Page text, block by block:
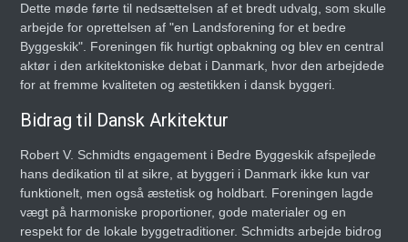
Dette møde førte til nedsættelsen af et bredt udvalg, som skulle
arbejde for oprettelsen af "en Landsforening for et bedre
Byggeskik". Foreningen fik hurtigt opbakning og blev en central
aktør i den arkitektoniske debat i Danmark, hvor den arbejdede
for at fremme kvaliteten og æstetikken i dansk byggeri.
Bidrag til Dansk Arkitektur
Robert V. Schmidts engagement i Bedre Byggeskik afspejlede
hans dedikation til at sikre, at byggeri i Danmark ikke kun var
funktionelt, men også æstetisk og holdbart. Foreningen lagde
vægt på harmoniske proportioner, gode materialer og en
respekt for de lokale byggetraditioner. Schmidts arbejde bidrog